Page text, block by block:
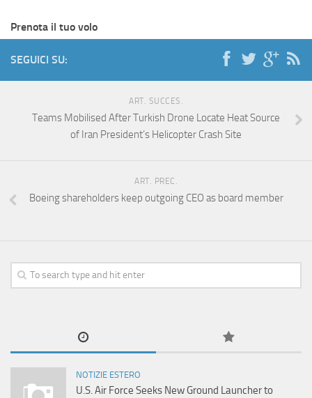
Prenota il tuo volo
SEGUICI SU:
ART. SUCCES.
Teams Mobilised After Turkish Drone Locate Heat Source
of Iran President’s Helicopter Crash Site
ART. PREC.
Boeing shareholders keep outgoing CEO as board member
NOTIZIE ESTERO
U.S. Air Force Seeks New Ground Launcher to